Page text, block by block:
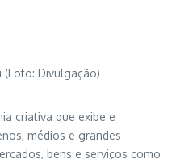
Divulgação)
criativa que exibe e
médios e grandes
bens e serviços como